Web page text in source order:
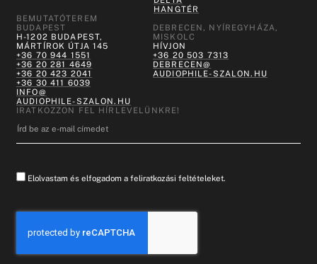
HANGTÉR
BEMUTATÓTEREM
BUDAPEST
H-1202 BUDAPEST,
MÁRTÍROK ÚTJA 145
+36 70 944 1551
+36 20 281 4649
+36 20 423 2041
+36 30 411 6039
INFO@
AUDIOPHILE-SZALON.HU
DEBRECEN, NYÍREGYHÁZA,
MISKOLC
HÍVJON
+36 20 503 7313
DEBRECEN@
AUDIOPHILE-SZALON.HU
IRATKOZZON FEL HÍRLEVELÜNKRE!
Elolvastam és elfogadom a feliratkozási feltételeket.